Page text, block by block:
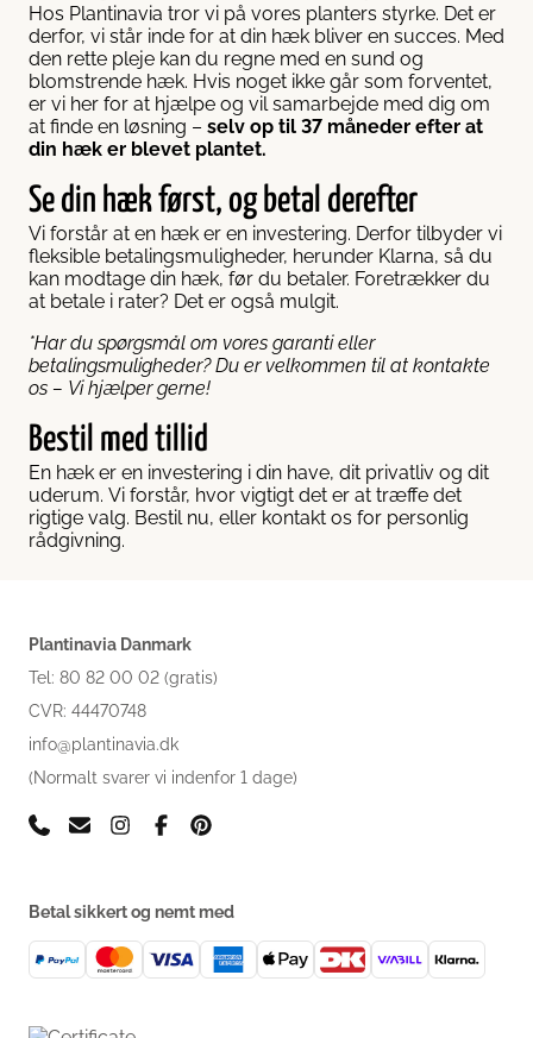
Hos Plantinavia tror vi på vores planters styrke. Det er
derfor, vi står inde for at din hæk bliver en succes. Med
den rette pleje kan du regne med en sund og
blomstrende hæk. Hvis noget ikke går som forventet,
er vi her for at hjælpe og vil samarbejde med dig om
at finde en løsning – selv op til 37 måneder efter at
din hæk er blevet plantet.
Se din hæk først, og betal derefter
Vi forstår at en hæk er en investering. Derfor tilbyder vi
fleksible betalingsmuligheder, herunder Klarna, så du
kan modtage din hæk, før du betaler. Foretrækker du
at betale i rater? Det er også mulgit.
*Har du spørgsmål om vores garanti eller
betalingsmuligheder? Du er velkommen til at kontakte
os – Vi hjælper gerne!
Bestil med tillid
En hæk er en investering i din have, dit privatliv og dit
uderum. Vi forstår, hvor vigtigt det er at træffe det
rigtige valg. Bestil nu, eller kontakt os for personlig
rådgivning.
Plantinavia Danmark
Tel: 80 82 00 02 (gratis)
CVR: 44470748
info@plantinavia.dk
(Normalt svarer vi indenfor 1 dage)
Betal sikkert og nemt med